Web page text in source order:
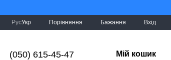
РусУкр Порівняння Бажання Вхід
(050) 615-45-47 Мій кошик